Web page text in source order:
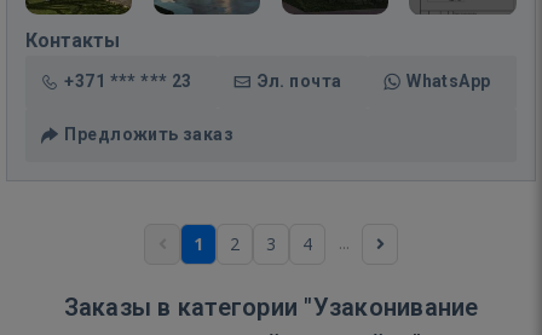
Контакты
+371 *** *** 23 Эл. почта WhatsApp
Предложить заказ
1 2 3 4 ...
Заказы в категории "Узаконивание